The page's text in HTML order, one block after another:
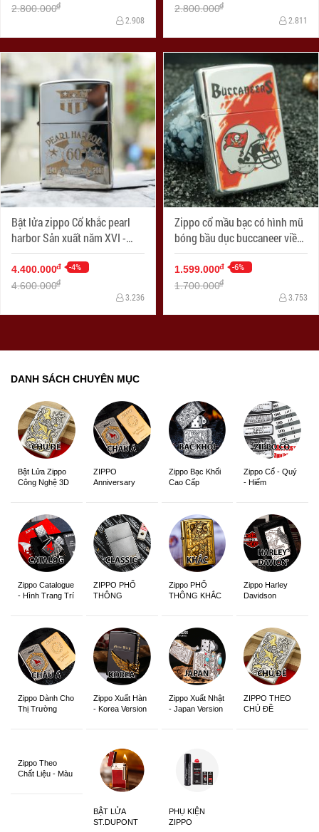
2.800.000đ
2.908
2.800.000đ
2.811
Bật lửa zippo Cổ khắc pearl
harbor Sản xuất năm XVI -
2000
4.400.000đ -4%
4.600.000đ
3.236
Zippo cổ mầu bạc có hình mũ
bóng bầu dục buccaneer viền
đỏ
1.599.000đ -6%
1.700.000đ
3.753
DANH SÁCH CHUYÊN MỤC
Bật Lửa Zippo
Công Nghệ 3D
ZIPPO
Anniversary
Zippo Bạc Khối
Cao Cấp
Zippo Cổ - Quý
- Hiếm
Zippo Catalogue
- Hình Trang Trí
ZIPPO PHỔ
THÔNG
Zippo PHỔ
THÔNG KHẮC
Zippo Harley
Davidson
Zippo Dành Cho
Thị Trường
Zippo Xuất Hàn
- Korea Version
Zippo Xuất Nhật
- Japan Version
ZIPPO THEO
CHỦ ĐỀ
Zippo Theo
Chất Liệu - Màu
BẬT LỬA
ST.DUPONT
PHỤ KIỆN
ZIPPO